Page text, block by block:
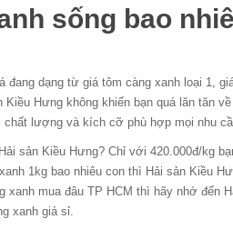
sống bao
đang dạng từ giá tôm càng xanh loại 1,
Hưng không khiến bạn quá lăn tăn
lượng và kích cỡ phù hợp mọi nhu
sản Kiều Hưng? Chỉ với 420.000đ/kg
1kg bao nhiêu con thì Hải sản Kiều
mua đâu TP HCM thì hãy nhớ đến
xanh giá sỉ.